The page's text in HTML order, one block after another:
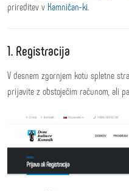
prireditev v Kamničan-ki.
1. Registracija
V desnem zgornjem kotu spletne
prijavite z obstoječim računom, ali